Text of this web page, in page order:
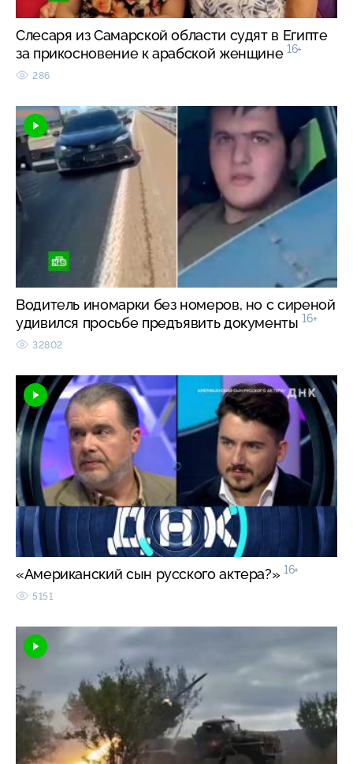
Слесаря из Самарской области судят в Египте
за прикосновение к арабской женщине 16+
286
Водитель иномарки без номеров, но с сиреной
удивился просьбе предъявить документы 16+
32802
«Американский сын русского актера?» 16+
5151